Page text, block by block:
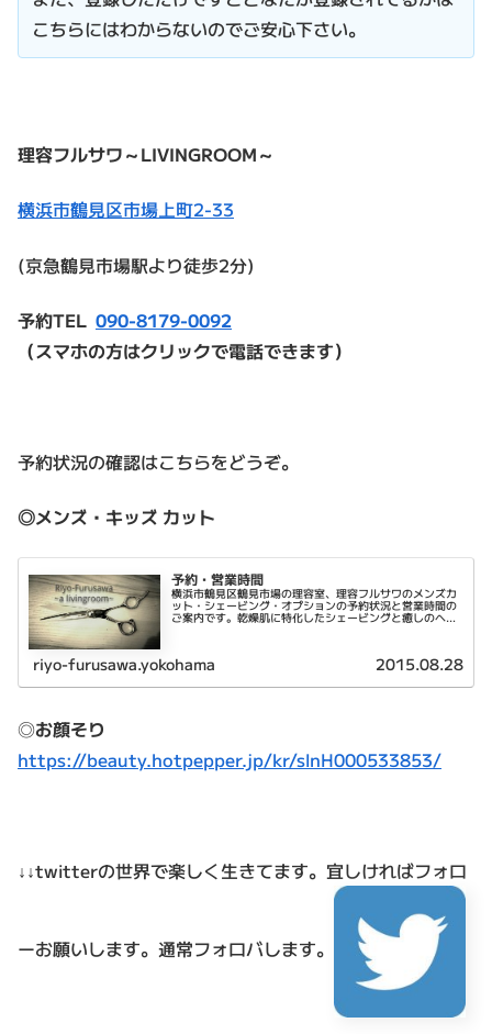
こちらにはわからないのでご安心下さい。
理容フルサワ～LIVINGROOM～
横浜市鶴見区市場上町2-33
(京急鶴見市場駅より徒歩2分)
予約TEL 090-8179-0092
（スマホの方はクリックで電話できます）
予約状況の確認はこちらをどうぞ。
◎メンズ・キッズ カット
予約・営業時間
横浜市鶴見区鶴見市場の理容室、理容フルサワのメンズカ
ット・シェービング・オプションの予約状況と営業時間の
ご案内です。乾燥肌に特化したシェービングと癒しのヘッ
riyo-furusawa.yokohama 2015.08.28
◎お顔そり
https://beauty.hotpepper.jp/kr/slnH000533853/
↓↓twitterの世界で楽しく生きてます。 宜しければフォロ
ーお願いします。通常フォロバします。